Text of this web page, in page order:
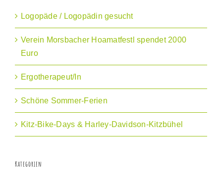
Logopäde / Logopädin gesucht
Verein Morsbacher Hoamatfestl spendet 2000
Euro
Ergotherapeut/In
Schöne Sommer-Ferien
Kitz-Bike-Days & Harley-Davidson-Kitzbühel
Kategorien